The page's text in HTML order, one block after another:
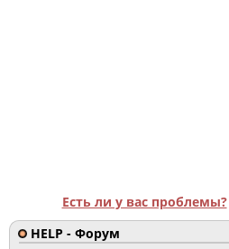
Есть ли у вас проблемы?
HELP - Форум